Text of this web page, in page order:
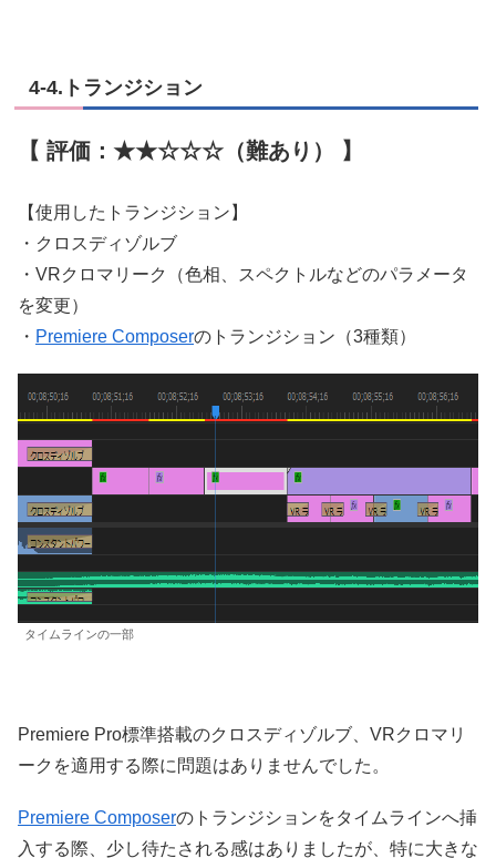
4-4.トランジション
【 評価：★★☆☆☆（難あり） 】
【使用したトランジション】
・クロスディゾルブ
・VRクロマリーク（色相、スペクトルなどのパラメータ
を変更）
・ Premiere Composerのトランジション（3種類）
タイムラインの一部
Premiere Pro標準搭載のクロスディゾルブ、VRクロマリ
ークを適用する際に問題はありませんでした。
Premiere Composerのトランジションをタイムラインへ挿
入する際、少し待たされる感はありましたが、特に大きな